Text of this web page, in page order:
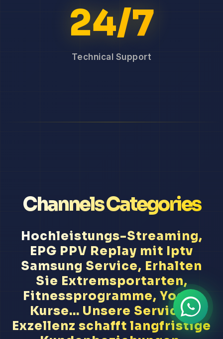
24/7
Technical Support
Channels Categories
Hochleistungs-Streaming,
EPG PPV Replay mit Iptv
Samsung Service, Erhalten
Sie Extremsportarten,
Fitnessprogramme, Yoga-
Kurse... Unsere Service-
Exzellenz schafft langfristige